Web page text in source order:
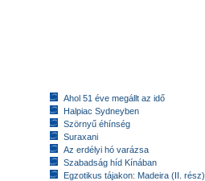
Ahol 51 éve megállt az idő
Halpiac Sydneyben
Szörnyű éhínség
Suraxani
Az erdélyi hó varázsa
Szabadság híd Kínában
Egzotikus tájakon: Madeira (II. rész)